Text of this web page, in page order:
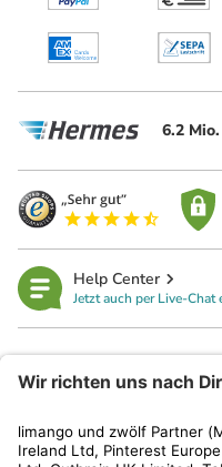
6.2
Help Center
Jetzt auch per Live-Chat